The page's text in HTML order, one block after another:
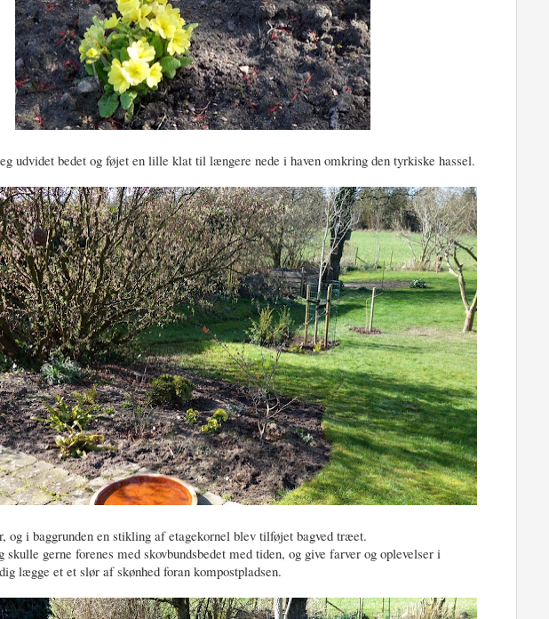
udvidet bedet og føjet en lille klat til længere nede i haven omkring den tyrkiske hassel.
og i baggrunden en stikling af etagekornel blev tilføjet bagved træet.
gerne forenes med skovbundsbedet med tiden, og give farver og oplevelser i
lægge et et slør af skønhed foran kompostpladsen.